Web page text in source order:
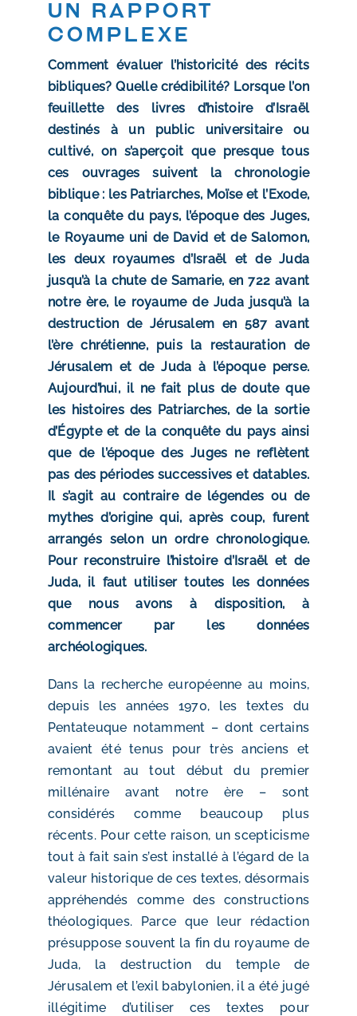
Un rapport
complexe
Comment évaluer l’historicité des récits
bibliques? Quelle crédibilité? Lorsque l’on
feuillette des livres d’histoire d’Israël
destinés à un public universitaire ou
cultivé, on s’aperçoit que presque tous
ces ouvrages suivent la chronologie
biblique : les Patriarches, Moïse et l’Exode,
la conquête du pays, l’époque des Juges,
le Royaume uni de David et de Salomon,
les deux royaumes d’Israël et de Juda
jusqu’à la chute de Samarie, en 722 avant
notre ère, le royaume de Juda jusqu’à la
destruction de Jérusalem en 587 avant
l’ère chrétienne, puis la restauration de
Jérusalem et de Juda à l’époque perse.
Aujourd’hui, il ne fait plus de doute que
les histoires des Patriarches, de la sortie
d’Égypte et de la conquête du pays ainsi
que de l’époque des Juges ne reflètent
pas des périodes successives et datables.
Il s’agit au contraire de légendes ou de
mythes d’origine qui, après coup, furent
arrangés selon un ordre chronologique.
Pour reconstruire l’histoire d’Israël et de
Juda, il faut utiliser toutes les données
que nous avons à disposition, à
commencer par les données
archéologiques.
Dans la recherche européenne au moins,
depuis les années 1970, les textes du
Pentateuque notamment – dont certains
avaient été tenus pour très anciens et
remontant au tout début du premier
millénaire avant notre ère – sont
considérés comme beaucoup plus
récents. Pour cette raison, un scepticisme
tout à fait sain s’est installé à l’égard de la
valeur historique de ces textes, désormais
appréhendés comme des constructions
théologiques. Parce que leur rédaction
présuppose souvent la fin du royaume de
Juda, la destruction du temple de
Jérusalem et l’exil babylonien, il a été jugé
illégitime d’utiliser ces textes pour